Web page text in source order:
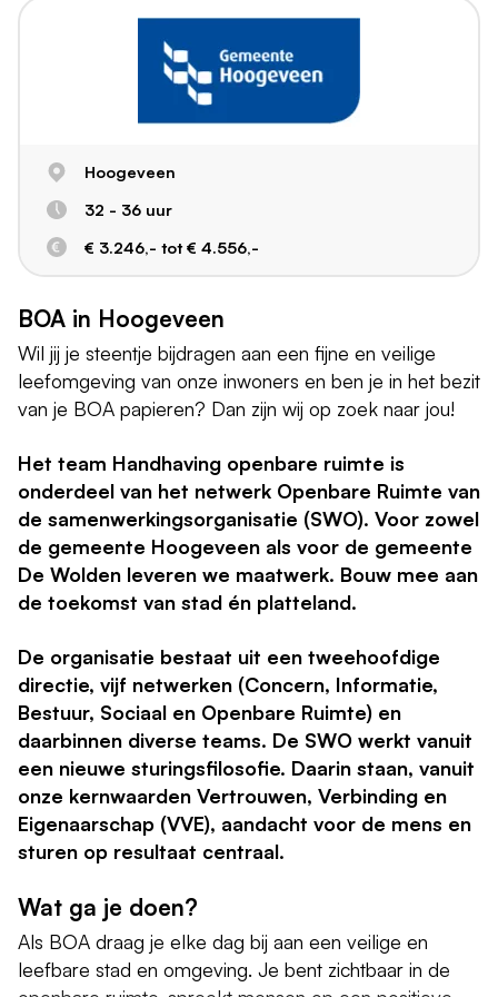
Hoogeveen
32 - 36 uur
€ 3.246,- tot € 4.556,-
BOA in Hoogeveen
Wil jij je steentje bijdragen aan een fijne en veilige
leefomgeving van onze inwoners en ben je in het bezit
van je BOA papieren? Dan zijn wij op zoek naar jou!
Het team Handhaving openbare ruimte is
onderdeel van het netwerk Openbare Ruimte van
de samenwerkingsorganisatie (SWO). Voor zowel
de gemeente Hoogeveen als voor de gemeente
De Wolden leveren we maatwerk. Bouw mee aan
de toekomst van stad én platteland.
De organisatie bestaat uit een tweehoofdige
directie, vijf netwerken (Concern, Informatie,
Bestuur, Sociaal en Openbare Ruimte) en
daarbinnen diverse teams. De SWO werkt vanuit
een nieuwe sturingsfilosofie. Daarin staan, vanuit
onze kernwaarden Vertrouwen, Verbinding en
Eigenaarschap (VVE), aandacht voor de mens en
sturen op resultaat centraal.
Wat ga je doen?
Als BOA draag je elke dag bij aan een veilige en
leefbare stad en omgeving. Je bent zichtbaar in de